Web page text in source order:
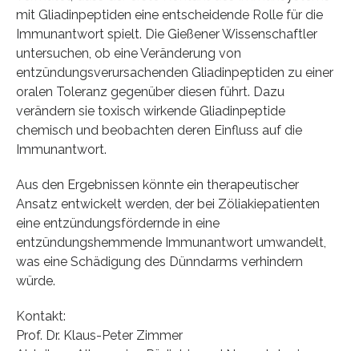
mit Gliadinpeptiden eine entscheidende Rolle für die
Immunantwort spielt. Die Gießener Wissenschaftler
untersuchen, ob eine Veränderung von
entzündungsverursachenden Gliadinpeptiden zu einer
oralen Toleranz gegenüber diesen führt. Dazu
verändern sie toxisch wirkende Gliadinpeptide
chemisch und beobachten deren Einfluss auf die
Immunantwort.
Aus den Ergebnissen könnte ein therapeutischer
Ansatz entwickelt werden, der bei Zöliakiepatienten
eine entzündungsfördernde in eine
entzündungshemmende Immunantwort umwandelt,
was eine Schädigung des Dünndarms verhindern
würde.
Kontakt:
Prof. Dr. Klaus-Peter Zimmer